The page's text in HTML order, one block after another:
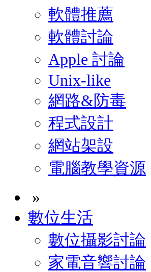
軟體推薦
軟體討論
Apple 討論
Unix-like
網路&防毒
程式設計
網站架設
電腦教學資源
»
數位生活
數位攝影討論
家電音響討論